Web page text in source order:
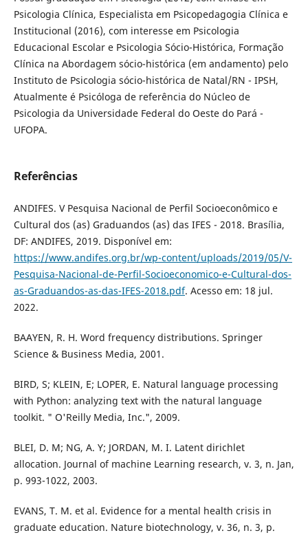
Psicologia Clínica, Especialista em Psicopedagogia Clínica e
Institucional (2016), com interesse em Psicologia
Educacional Escolar e Psicologia Sócio-Histórica, Formação
Clínica na Abordagem sócio-histórica (em andamento) pelo
Instituto de Psicologia sócio-histórica de Natal/RN - IPSH,
Atualmente é Psicóloga de referência do Núcleo de
Psicologia da Universidade Federal do Oeste do Pará -
UFOPA.
Referências
ANDIFES. V Pesquisa Nacional de Perfil Socioeconômico e
Cultural dos (as) Graduandos (as) das IFES - 2018. Brasília,
DF: ANDIFES, 2019. Disponível em:
https://www.andifes.org.br/wp-content/uploads/2019/05/V-
Pesquisa-Nacional-de-Perfil-Socioeconomico-e-Cultural-dos-
as-Graduandos-as-das-IFES-2018.pdf. Acesso em: 18 jul.
2022.
BAAYEN, R. H. Word frequency distributions. Springer
Science & Business Media, 2001.
BIRD, S; KLEIN, E; LOPER, E. Natural language processing
with Python: analyzing text with the natural language
toolkit. " O'Reilly Media, Inc.", 2009.
BLEI, D. M; NG, A. Y; JORDAN, M. I. Latent dirichlet
allocation. Journal of machine Learning research, v. 3, n. Jan,
p. 993-1022, 2003.
EVANS, T. M. et al. Evidence for a mental health crisis in
graduate education. Nature biotechnology, v. 36, n. 3, p.